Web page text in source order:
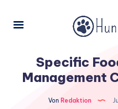
Specific
Management
Von Redaktion